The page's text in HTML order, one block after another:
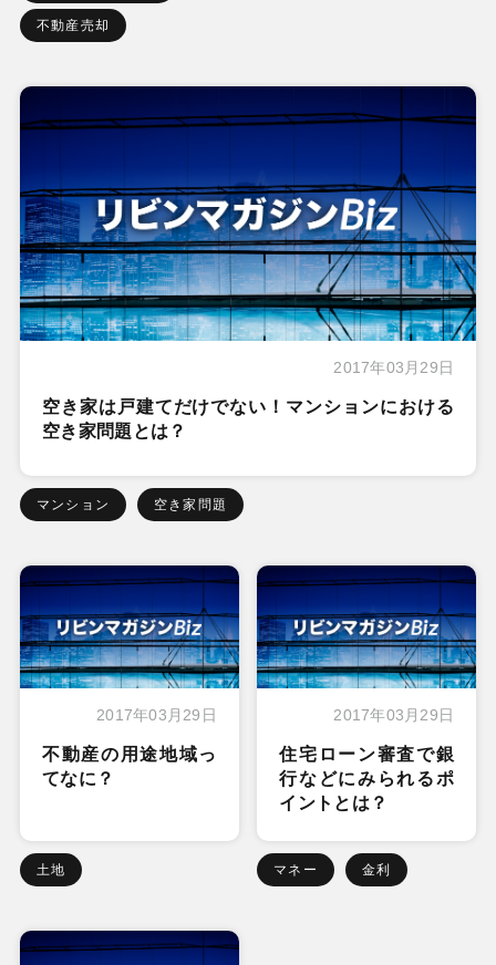
不動産売却
2017年03月29日
空き家は戸建てだけでない！マンションにおける
空き家問題とは？
マンション 空き家問題
2017年03月29日
不動産の用途地域っ
てなに？
土地
2017年03月29日
住宅ローン審査で銀
行などにみられるポ
イントとは？
マネー 金利